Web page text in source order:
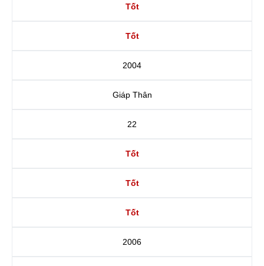
Tốt
Tốt
2004
Giáp Thân
22
Tốt
Tốt
Tốt
2006